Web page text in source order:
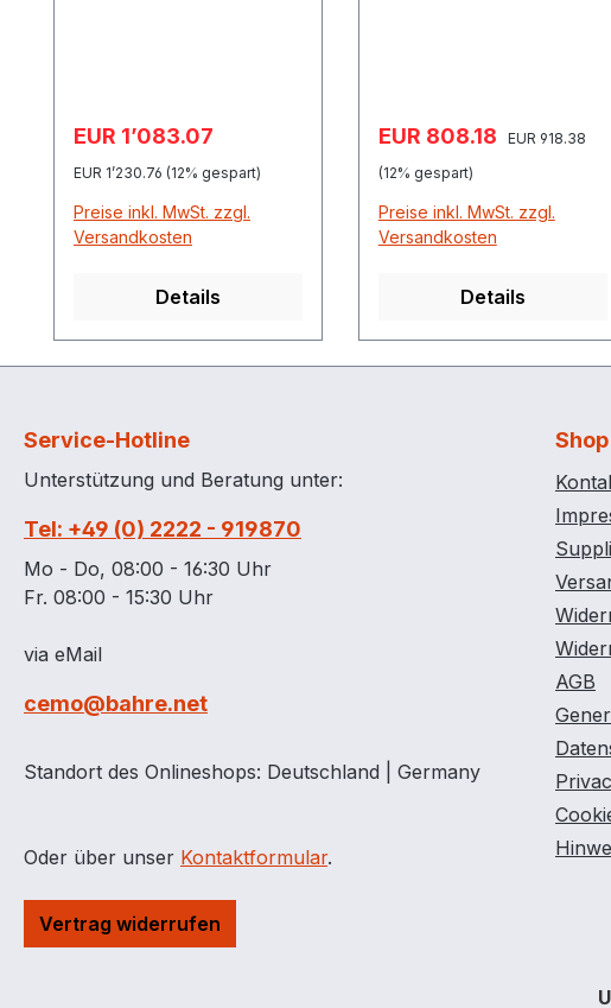
Verkaufspreis:
EUR 1’083.07
EUR 1’230.76 (12% gespart)
Preise inkl. MwSt. zzgl.
Versandkosten
Details
Verkaufspreis:
EUR 808.18 Regulärer Preis:
EUR 918.38
(12% gespart)
Preise inkl. MwSt. zzgl.
Versandkosten
Details
Service-Hotline
Unterstützung und Beratung unter:
Tel: +49 (0) 2222 - 919870
Mo - Do, 08:00 - 16:30 Uhr
Fr. 08:00 - 15:30 Uhr
via eMail
cemo@bahre.net
Standort des Onlineshops: Deutschland | Germany
Oder über unser Kontaktformular.
Vertrag widerrufen
AGB